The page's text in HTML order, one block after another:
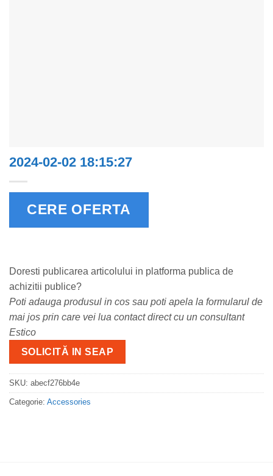
2024-02-02 18:15:27
CERE OFERTA
Doresti publicarea articolului in platforma publica de
achizitii publice?
Poti adauga produsul in cos sau poti apela la formularul de
mai jos prin care vei lua contact direct cu un consultant
Estico
SOLICITĂ IN SEAP
SKU: abecf276bb4e
Categorie: Accessories